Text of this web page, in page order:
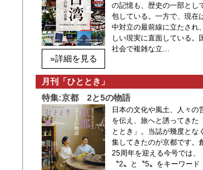
»詳細を見る
の記憶も、歴史の一部とし
包している。一方で、現在
中対立の最前線に立たされ
しい現実に直面している。
社会で複雑な立…
月刊「ひととき」
特集:京都 2と5の物語
日本の文化や風土、人々の
を伝え、旅へと誘ってきた
ととき」。当誌が幾度とな
集してきたのが京都です。
25周年を迎える今号では、
〝2〟と〝5〟をキーワード